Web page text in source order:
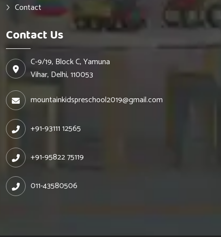
Contact
Contact Us
C-9/19, Block C, Yamuna
Vihar, Delhi, 110053
mountainkidspreschool2019@gmail.com
+91-93111 12565
+91-95822 75119
011-43580506